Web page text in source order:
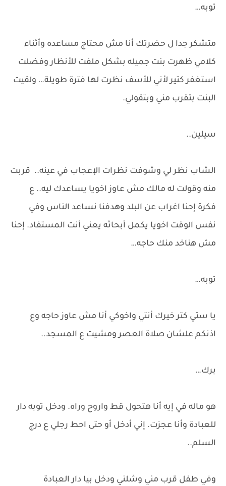
توبه…
متشكر جدا ل حضرتك أنا مش محتاج مساعده وأثناء
كلامي ظهرت بنت جميله بشكل ملفت للأنظار وفضلت
استغفر كتير لأني للأسف نظرت لها فترة طويلة… ولقيت
البنت بتقرب مني وبتقولي.
سيلين..
الشاب نظر لي وشوفت نظرات الإعجاب في عينه.. قربت
منه وقولت له مالك مش عاوز اخويا يساعدك ليه.. ع
فكرة إحنا اغراب عن البلد وهدفنا نساعد الناس وفي
نفس الوقت اخويا يكمل أبحاثه يعني أنت المستفاد. إحنا
مش هناخد منك حاجه…
توبه…
يا ستي كتر خيرك أنتي واخوكي أنا مش عاوز حاجه وع
اذنكم علشان صلاة العصر ومشيت ع المسجد..
برك…
هو ماله في إيه أنا هتحول قط واروح وراه. ودخل توبه دار
للعبادة وأنا عجزت. إني أدخل أو حتى احط رجلي ع درج
السلم..
وفي طفل قرب مني وشلني ودخل بيا دار العبادة